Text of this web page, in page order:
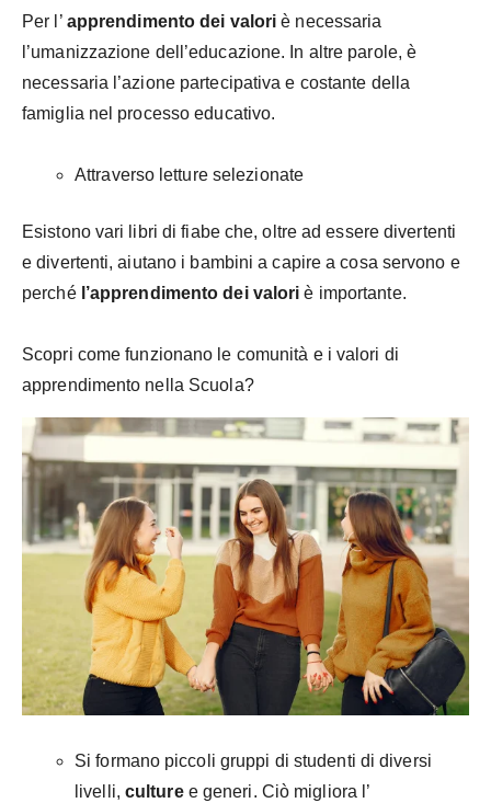
Per l’ apprendimento dei valori è necessaria
l’umanizzazione dell’educazione. In altre parole, è
necessaria l’azione partecipativa e costante della
famiglia nel processo educativo.
Attraverso letture selezionate
Esistono vari libri di fiabe che, oltre ad essere divertenti
e divertenti, aiutano i bambini a capire a cosa servono e
perché l’apprendimento dei valori è importante.
Scopri come funzionano le comunità e i valori di
apprendimento nella Scuola?
Si formano piccoli gruppi di studenti di diversi
livelli, culturee generi. Ciò migliora l’